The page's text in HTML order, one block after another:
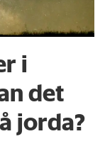
i
det
jorda?